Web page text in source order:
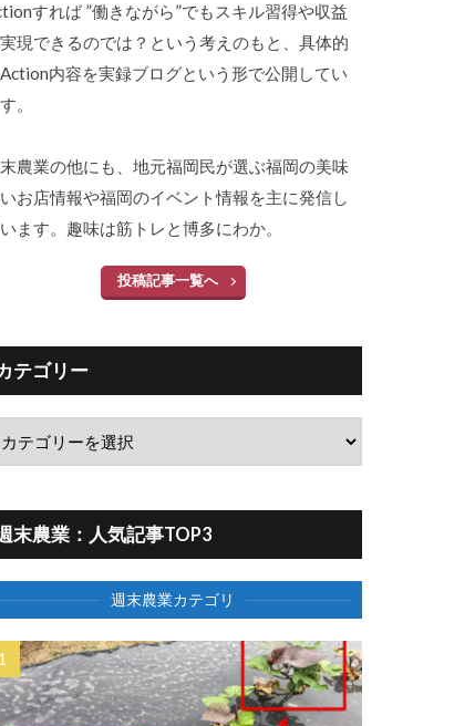
すれば ”働きながら”でもスキル習得や収益
現できるのでは？という考えのもと、具体的
内容を実録ブログという形で公開してい
。
農業の他にも、地元福岡民が選ぶ福岡の美味
お店情報や福岡のイベント情報を主に発信し
ます。趣味は筋トレと博多にわか。
投稿記事一覧へ
テゴリー
末農業：人気記事TOP3
週末農業カテゴリ